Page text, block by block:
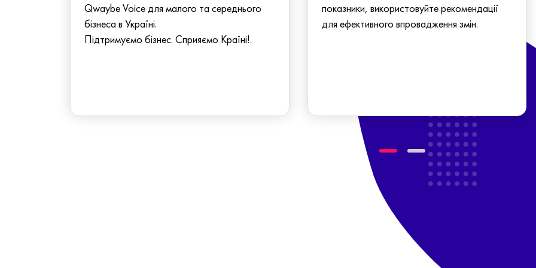
Qwaybe Voice для малого та середнього
бізнеса в Україні.
Підтримуємо бізнес. Сприяємо Країні!.
показники, використовуйте рекомендації
для ефективного впровадження змін.